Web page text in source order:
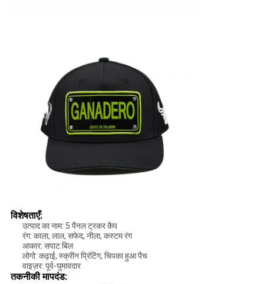
विशेषताएँ:
उत्पाद का नाम: 5 पैनल ट्रकर कैप
रंग: काला, लाल, सफेद, नीला, कस्टम रंग
आकार: सपाट बिल
लोगो: कढ़ाई, स्क्रीन प्रिंटिंग, चिपका हुआ पैच
वाइज़र: पूर्व-घुमावदार
तकनीकी मापदंड: